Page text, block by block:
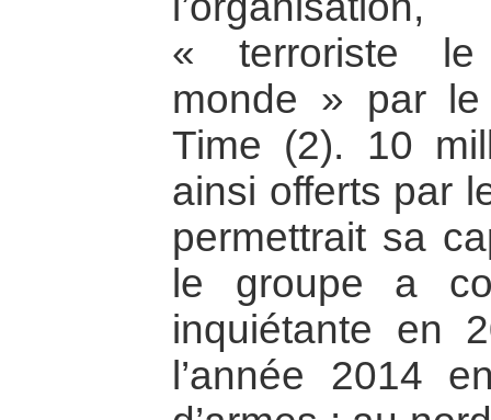
« terroriste
monde » par le
Time (2). 10
ainsi offerts par
permettrait sa
le groupe a
inquiétante en
l’année 2014